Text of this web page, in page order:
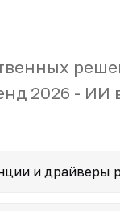
2026 - ИИ
и драйверы